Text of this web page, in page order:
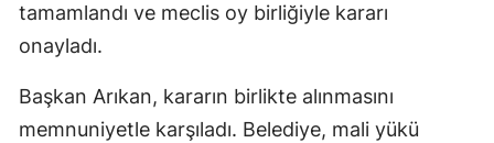
tamamlandı ve meclis oy birliğiyle kararı
onayladı.
Başkan Arıkan, kararın birlikte alınmasını
memnuniyetle karşıladı. Belediye, mali yükü